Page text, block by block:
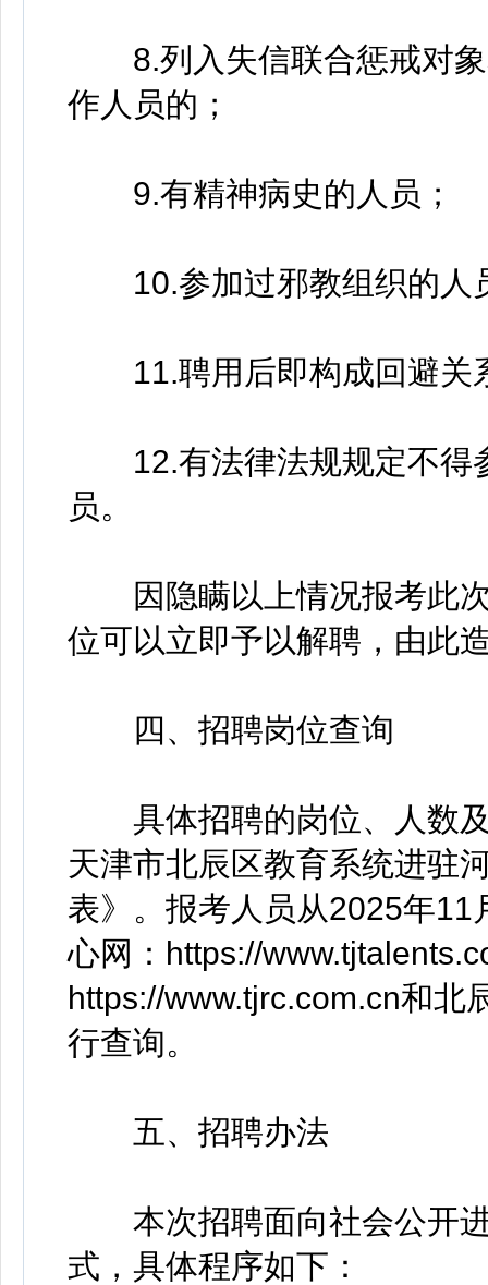
8.列入失信联合惩戒对象
作人员的；
9.有精神病史的人员；
10.参加过邪教组织的人
11.聘用后即构成回避关
12.有法律法规规定不得
员。
因隐瞒以上情况报考此次
位可以立即予以解聘，由此
四、招聘岗位查询
具体招聘的岗位、人数及
天津市北辰区教育系统进驻
表》。报考人员从2025年
心网：https://
https://www.tjrc.com.cn和北
行查询。
五、招聘办法
本次招聘面向社会公开进
式，具体程序如下：